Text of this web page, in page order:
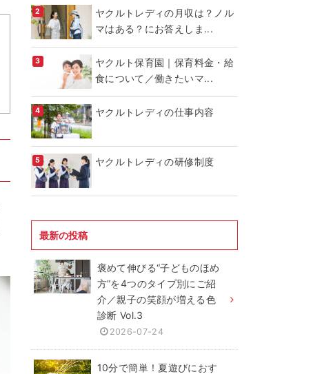
ヤクルトレディの月収は？ノル
マはある？にお答えしま...
ヤクルト保育園｜保育料金・給
食について／働きたいマ...
ヤクルトレディの仕事内容
ヤクルトレディの研修制度
最新の投稿
褒めて伸びる“子どものほめ
方”を4つのタイプ別にご紹
介／親子の笑顔が増える色
診断 Vol.3
2026-07-24
10分で簡単！夏遊びにおす